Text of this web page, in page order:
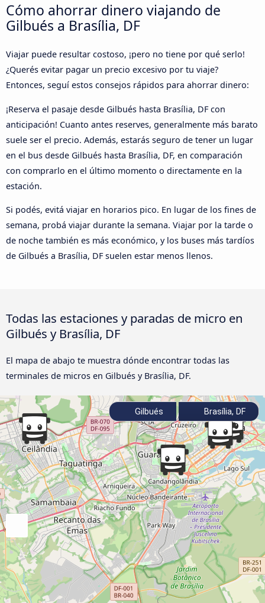
Cómo ahorrar dinero viajando de
Gilbués a Brasília, DF
Viajar puede resultar costoso, ¡pero no tiene por qué serlo!
¿Querés evitar pagar un precio excesivo por tu viaje?
Entonces, seguí estos consejos rápidos para ahorrar dinero:
¡Reserva el pasaje desde Gilbués hasta Brasília, DF con
anticipación! Cuanto antes reserves, generalmente más barato
suele ser el precio. Además, estarás seguro de tener un lugar
en el bus desde Gilbués hasta Brasília, DF, en comparación
con comprarlo en el último momento o directamente en la
estación.
Si podés, evitá viajar en horarios pico. En lugar de los fines de
semana, probá viajar durante la semana. Viajar por la tarde o
de noche también es más económico, y los buses más tardíos
de Gilbués a Brasília, DF suelen estar menos llenos.
Todas las estaciones y paradas de micro en
Gilbués y Brasília, DF
El mapa de abajo te muestra dónde encontrar todas las
terminales de micros en Gilbués y Brasília, DF.
Gilbués Brasília, DF